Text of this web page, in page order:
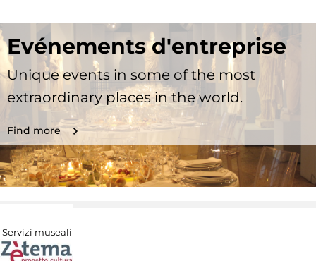
Evénements d'entreprise
Unique events in some of the most
extraordinary places in the world.
Find more
Servizi museali